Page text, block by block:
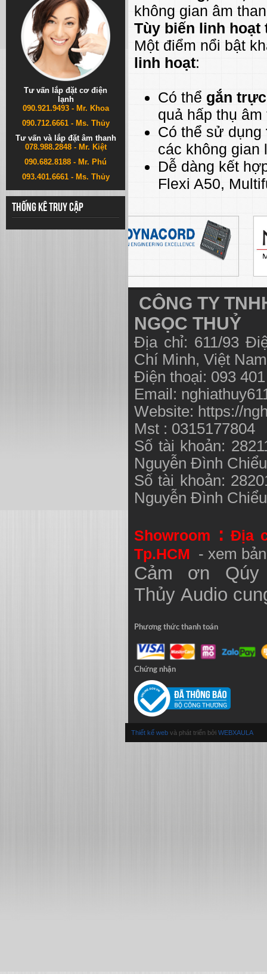
Tư vấn lắp đặt cơ điện
lạnh
090.921.9493 - Mr. Khoa
090.712.6661 - Ms. Thủy
Tư vấn và lắp đặt âm thanh
078.988.2848 - Mr. Kiệt
090.682.8188 - Mr. Phú
093.401.6661 - Ms. Thủy
Thống kê truy cập
không gian âm
Tùy biến linh
Một điểm nổi bật
linh hoạt:
Có thể gắn
quả hấp thụ âm
Có thể sử dụng
các không gian
Dễ dàng kết
Flexi A50,
CÔNG TY
NGỌC THUỶ
Địa chỉ: 611/93
Chí Minh, Việt
Điện thoại: 093
Email:
Website: https://
Mst : 0315177804
Số tài khoản:
Nguyễn Đình
Số tài khoản:
Nguyễn Đình
Showroom : Địa
Tp.HCM - xem
Cảm ơn
Thủy Audio
Phương thức thanh toán
Chứng nhận
Thiết kế web và phát triển bởi WEBXAULA